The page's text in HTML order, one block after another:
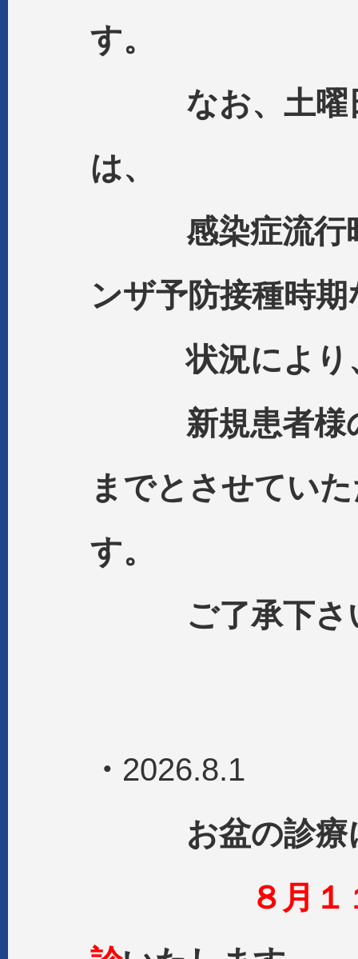
す。
なお、土曜日
は、
感染症流行時
ンザ予防接種時期
状況により
新規患者様の
までとさせてい
す。
ご了承下さ
・ 2026.8.1
お盆の診療
８月